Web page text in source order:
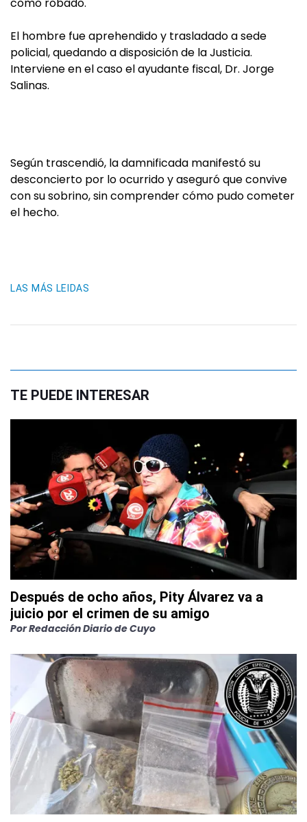
El hombre fue aprehendido y trasladado a sede
policial, quedando a disposición de la Justicia.
Interviene en el caso el ayudante fiscal, Dr. Jorge
Salinas.
Según trascendió, la damnificada manifestó su
desconcierto por lo ocurrido y aseguró que convive
con su sobrino, sin comprender cómo pudo cometer
el hecho.
LAS MÁS LEIDAS
TE PUEDE INTERESAR
Después de ocho años, Pity Álvarez va a
juicio por el crimen de su amigo
PorRedacción Diario de Cuyo